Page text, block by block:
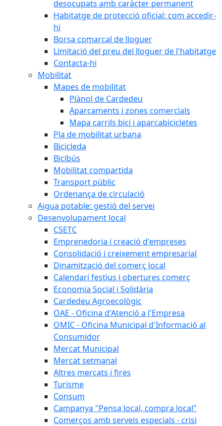
desocupats amb caràcter permanent
Habitatge de protecció oficial: com accedir-
hi
Borsa comarcal de lloguer
Limitació del preu del lloguer de l'habitatge
Contacta-hi
Mobilitat
Mapes de mobilitat
Plànol de Cardedeu
Aparcaments i zones comercials
Mapa carrils bici i aparcabicicletes
Pla de mobilitat urbana
Bicicleda
Bicibús
Mobilitat compartida
Transport públic
Ordenança de circulació
Aigua potable: gestió del servei
Desenvolupament local
CSETC
Emprenedoria i creació d'empreses
Consolidació i creixement empresarial
Dinamització del comerç local
Calendari festius i obertures comerç
Economia Social i Solidària
Cardedeu Agroecològic
OAE - Oficina d'Atenció a l'Empresa
OMIC - Oficina Municipal d'Informació al
Consumidor
Mercat Municipal
Mercat setmanal
Altres mercats i fires
Turisme
Consum
Campanya "Pensa local, compra local"
Comerços amb serveis especials - crisi